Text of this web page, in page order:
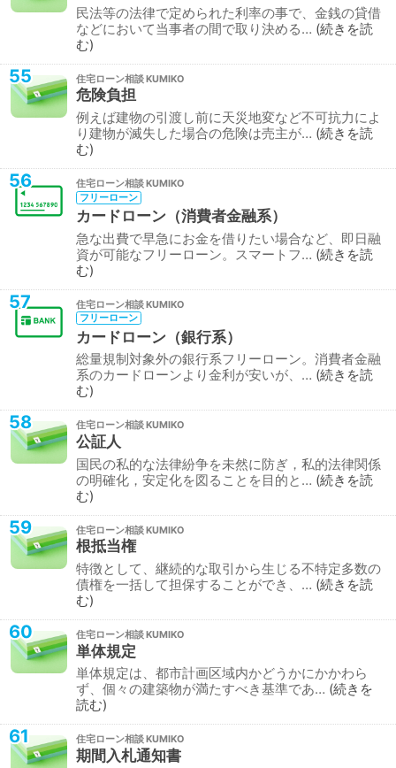
民法等の法律で定められた利率の事で、金銭の貸借
などにおいて当事者の間で取り決める… 続きを読
む
55 住宅ローン相談
危険負担
例えば建物の引渡し前に天災地変など不可抗力によ
り建物が滅失した場合の危険は売主が… 続きを読
む
56
住宅ローン相談
フリーローン
カードローン（消費者金融系）
急な出費で早急にお金を借りたい場合など、即日融
資が可能なフリーローン。スマートフ… 続きを読
む
57
住宅ローン相談
フリーローン
カードローン（銀行系）
総量規制対象外の銀行系フリーローン。消費者金融
系のカードローンより金利が安いが、… 続きを読
む
58 住宅ローン相談
公証人
国民の私的な法律紛争を未然に防ぎ，私的法律関係
の明確化，安定化を図ることを目的と… 続きを読
む
59 住宅ローン相談
根抵当権
特徴として、継続的な取引から生じる不特定多数の
債権を一括して担保することができ、… 続きを読
む
60 住宅ローン相談
単体規定
単体規定は、都市計画区域内かどうかにかかわら
ず、個々の建築物が満たすべき基準であ… 続きを
読む
61 住宅ローン相談
期間入札通知書